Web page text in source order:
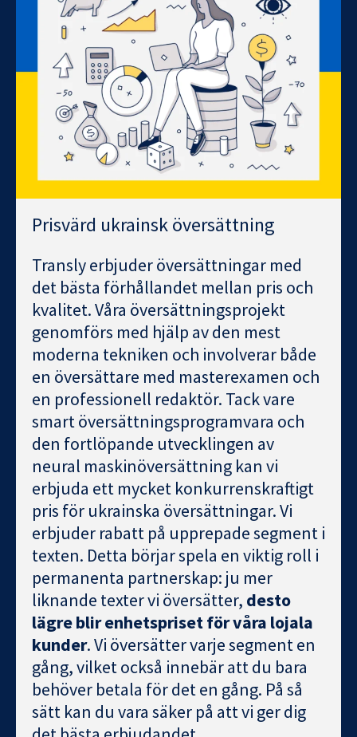
Prisvärd ukrainsk översättning
Transly erbjuder översättningar med
det bästa förhållandet mellan pris och
kvalitet. Våra översättningsprojekt
genomförs med hjälp av den mest
moderna tekniken och involverar både
en översättare med masterexamen och
en professionell redaktör. Tack vare
smart översättningsprogramvara och
den fortlöpande utvecklingen av
neural maskinöversättning kan vi
erbjuda ett mycket konkurrenskraftigt
pris för ukrainska översättningar. Vi
erbjuder rabatt på upprepade segment i
texten. Detta börjar spela en viktig roll i
permanenta partnerskap: ju mer
liknande texter vi översätter, desto
lägre blir enhetspriset för våra lojala
kunder. Vi översätter varje segment en
gång, vilket också innebär att du bara
behöver betala för det en gång. På så
sätt kan du vara säker på att vi ger dig